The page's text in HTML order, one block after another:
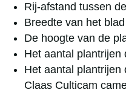
Rij-afstand tussen
Breedte van het
De hoogte van de
Het aantal plantrijen
Het aantal plantrijen
Claas Culticam